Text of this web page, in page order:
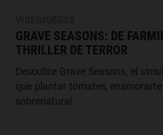
GRAVE SEASONS: DE
THRILLER DE TERROR
Descubre Grave Seasons, el
que plantar tomates,
sobrenatural.